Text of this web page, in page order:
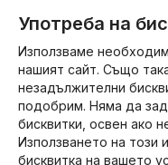
към
съдържанието
Търсене
РЕЗУЛТАТИ ОТ ТЪРСЕНЕ
PINTU BAJA
Резултати от
Употреба на
Използваме
нашият сайт. Също
незадължителни
подобрим. Няма да
бисквитки, освен ако
Използването на този
бисквитка на вашето